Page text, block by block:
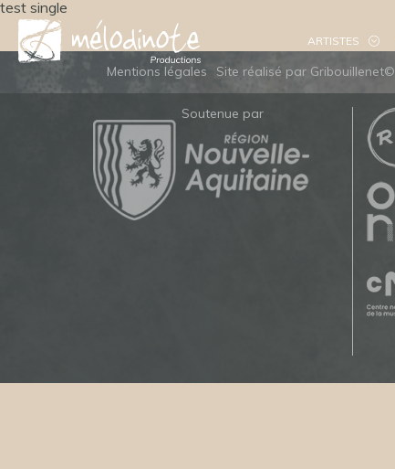
ARTISTES
test single
Mentions légales Site réalisé par Gribouillenet©
Soutenue par